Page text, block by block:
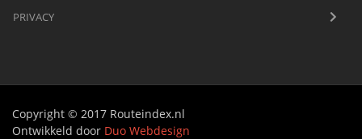
PRIVACY
Copyright © 2017 Routeindex.nl
Ontwikkeld door Duo Webdesign